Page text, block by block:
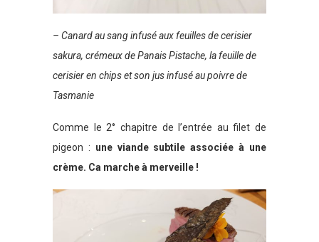
– Canard au sang infusé aux feuilles de cerisier
sakura, crémeux de Panais Pistache, la feuille de
cerisier en chips et son jus infusé au poivre de
Tasmanie
Comme le 2° chapitre de l’entrée au filet de
pigeon : une viande subtile associée à une
crème. Ca marche à merveille !